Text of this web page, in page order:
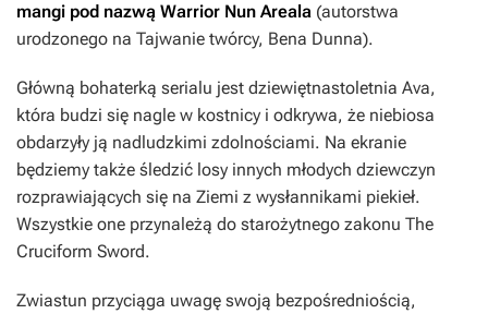
mangi pod nazwą Warrior Nun Areala (autorstwa
urodzonego na Tajwanie twórcy, Bena Dunna).
Główną bohaterką serialu jest dziewiętnastoletnia Ava,
która budzi się nagle w kostnicy i odkrywa, że niebiosa
obdarzyły ją nadludzkimi zdolnościami. Na ekranie
będziemy także śledzić losy innych młodych dziewczyn
rozprawiających się na Ziemi z wysłannikami piekieł.
Wszystkie one przynależą do starożytnego zakonu The
Cruciform Sword.
Zwiastun przyciąga uwagę swoją bezpośredniością,